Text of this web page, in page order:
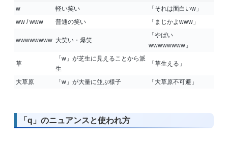
w
軽い笑い
「それは面白いw」
ww / www
普通の笑い 「まじかよwww」
wwwwwwww 大笑い・爆笑
「やばい
wwwwwwww」
草
「w」が芝生に見えることから派
生
「草生える」
大草原 「w」が大量に並ぶ様子 「大草原不可避」
「q」のニュアンスと使われ方